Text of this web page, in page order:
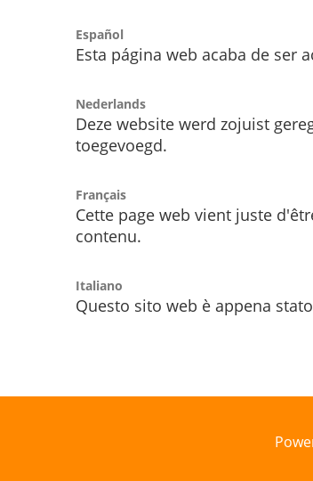
Español
Esta página web acaba de ser
Nederlands
Deze website werd zojuist
toegevoegd.
Français
Cette page web vient juste
contenu.
Italiano
Questo sito web è appena